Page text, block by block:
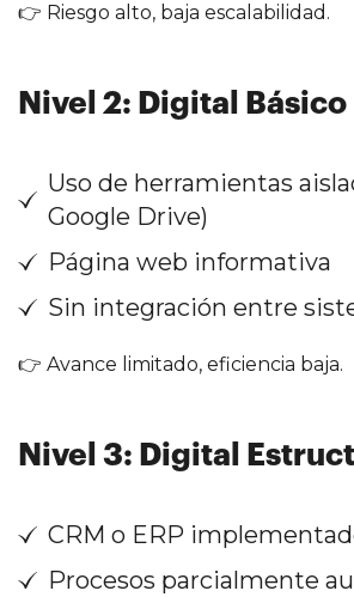
👉 Riesgo alto, baja escalabilidad.
Nivel 2: Digital Básico
Uso de herramientas
Google Drive)
Página web informativa
Sin integración entre
👉 Avance limitado, eficiencia baja.
Nivel 3: Digital
CRM o ERP
Procesos parcialmente